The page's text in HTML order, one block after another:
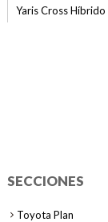
Yaris Cross Híbrido
SECCIONES
Toyota Plan